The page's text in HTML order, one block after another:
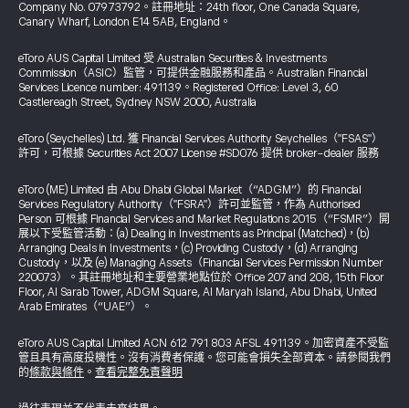
Company No. 07973792。註冊地址：24th floor, One Canada Square,
Canary Wharf, London E14 5AB, England。
eToro AUS Capital Limited 受 Australian Securities & Investments
Commission（ASIC）監管，可提供金融服務和產品。Australian Financial
Services Licence number: 491139。Registered Office: Level 3, 60
Castlereagh Street, Sydney NSW 2000, Australia
eToro (Seychelles) Ltd. 獲 Financial Services Authority Seychelles（"FSAS"）
許可，可根據 Securities Act 2007 License #SD076 提供 broker-dealer 服務
eToro (ME) Limited 由 Abu Dhabi Global Market（“ADGM”）的 Financial
Services Regulatory Authority（"FSRA"）許可並監管，作為 Authorised
Person 可根據 Financial Services and Market Regulations 2015（“FSMR”）開
展以下受監管活動：(a) Dealing in Investments as Principal (Matched)，(b)
Arranging Deals in Investments，(c) Providing Custody，(d) Arranging
Custody，以及 (e) Managing Assets（Financial Services Permission Number
220073）。其註冊地址和主要營業地點位於 Office 207 and 208, 15th Floor
Floor, Al Sarab Tower, ADGM Square, Al Maryah Island, Abu Dhabi, United
Arab Emirates（“UAE”）。
eToro AUS Capital Limited ACN 612 791 803 AFSL 491139。加密資產不受監
管且具有高度投機性。沒有消費者保護。您可能會損失全部資本。請參閱我們
的條款與條件 。 查看完整免責聲明